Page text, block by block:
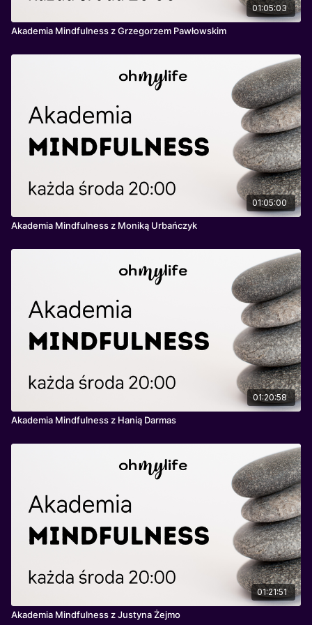
01:05:03
Akademia Mindfulness z Grzegorzem Pawłowskim
01:05:00
Akademia Mindfulness z Moniką Urbańczyk
01:20:58
Akademia Mindfulness z Hanią Darmas
01:21:51
Akademia Mindfulness z Justyna Żejmo